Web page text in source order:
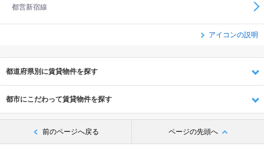
都営新宿線
アイコンの説明
都道府県別に賃貸物件を探す
都市にこだわって賃貸物件を探す
前のページへ戻る ページの先頭へ